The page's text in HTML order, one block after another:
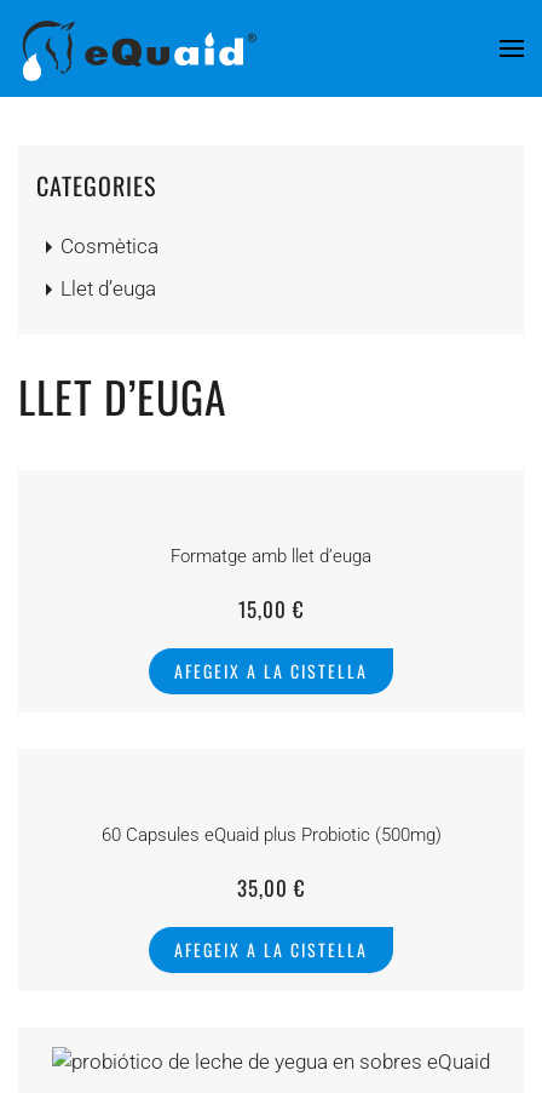
Skip to main content
CATEGORIES
Cosmètica
Llet d’euga
LLET D’EUGA
Formatge amb llet d’euga
15,00€
AFEGEIX A LA CISTELLA
60 Capsules eQuaid plus Probiotic (500mg)
35,00€
AFEGEIX A LA CISTELLA